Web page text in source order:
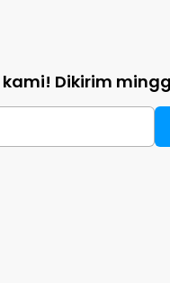
kami! Dikirim